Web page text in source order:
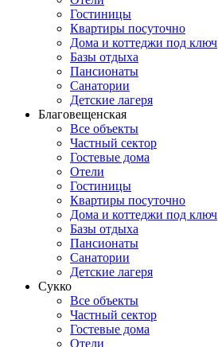
Гостиницы
Квартиры посуточно
Дома и коттеджи под ключ
Базы отдыха
Пансионаты
Санатории
Детские лагеря
Благовещенская
Все объекты
Частный сектор
Гостевые дома
Отели
Гостиницы
Квартиры посуточно
Дома и коттеджи под ключ
Базы отдыха
Пансионаты
Санатории
Детские лагеря
Сукко
Все объекты
Частный сектор
Гостевые дома
Отели